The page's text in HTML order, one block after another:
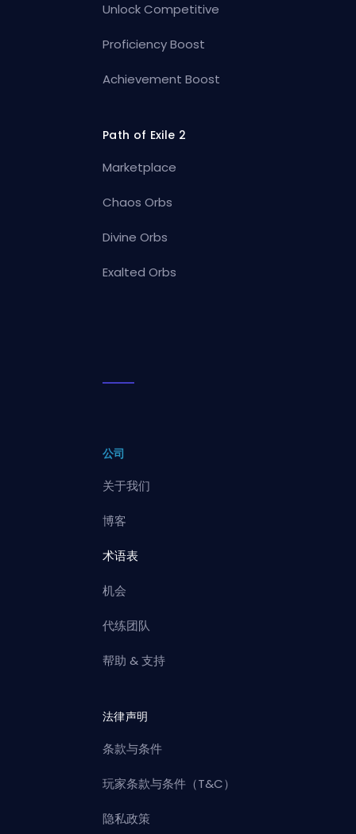
Unlock Competitive
Proficiency Boost
Achievement Boost
Path of Exile 2
Marketplace
Chaos Orbs
Divine Orbs
Exalted Orbs
公司
关于我们
博客
术语表
机会
代练团队
帮助 & 支持
法律声明
条款与条件
玩家条款与条件（T&C）
隐私政策